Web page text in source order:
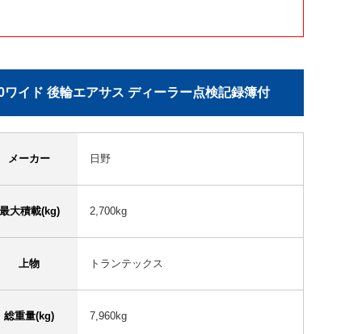
イド 後輪エアサス ディーラー点検記録簿付
メーカー 日野
大積載(kg) 2,700kg
上物 トランテックス
総重量(kg) 7,960kg